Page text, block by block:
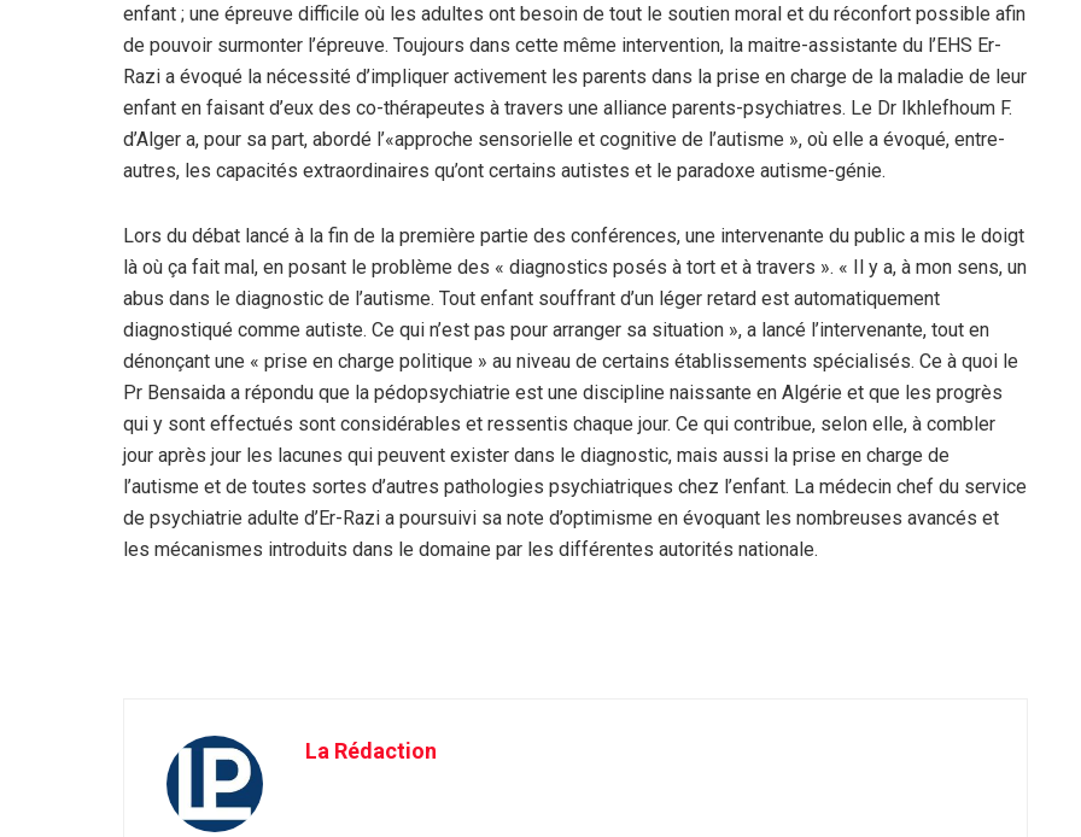
enfant ; une épreuve difficile où les adultes ont besoin de tout le soutien moral et du réconfort possible afin
de pouvoir surmonter l’épreuve. Toujours dans cette même intervention, la maitre-assistante du l’EHS Er-
Razi a évoqué la nécessité d’impliquer activement les parents dans la prise en charge de la maladie de leur
enfant en faisant d’eux des co-thérapeutes à travers une alliance parents-psychiatres. Le Dr Ikhlefhoum F.
d’Alger a, pour sa part, abordé l’«approche sensorielle et cognitive de l’autisme », où elle a évoqué, entre-
autres, les capacités extraordinaires qu’ont certains autistes et le paradoxe autisme-génie.
Lors du débat lancé à la fin de la première partie des conférences, une intervenante du public a mis le doigt
là où ça fait mal, en posant le problème des « diagnostics posés à tort et à travers ». « Il y a, à mon sens, un
abus dans le diagnostic de l’autisme. Tout enfant souffrant d’un léger retard est automatiquement
diagnostiqué comme autiste. Ce qui n’est pas pour arranger sa situation », a lancé l’intervenante, tout en
dénonçant une « prise en charge politique » au niveau de certains établissements spécialisés. Ce à quoi le
Pr Bensaida a répondu que la pédopsychiatrie est une discipline naissante en Algérie et que les progrès
qui y sont effectués sont considérables et ressentis chaque jour. Ce qui contribue, selon elle, à combler
jour après jour les lacunes qui peuvent exister dans le diagnostic, mais aussi la prise en charge de
l’autisme et de toutes sortes d’autres pathologies psychiatriques chez l’enfant. La médecin chef du service
de psychiatrie adulte d’Er-Razi a poursuivi sa note d’optimisme en évoquant les nombreuses avancés et
les mécanismes introduits dans le domaine par les différentes autorités nationale.
La Rédaction